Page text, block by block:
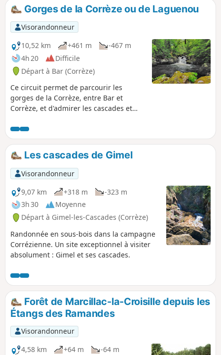
Gorges de la Corrèze ou de Laguenou
Visorandonneur
10,52 km
+461 m
-467 m
4h 20
Difficile
Départ à Bar (Corrèze)
Ce circuit permet de parcourir les
gorges de la Corrèze, entre Bar et
Corrèze, et d'admirer les cascades et
lors de débits moyens ou hauts de la
rivière. L'itinéraire emprunte, en
majeure partie, des chemins ou sentiers
ombragés, ce qui rend l'itinéraire
agréable par temps chaud. Difficultés
de la randonnée : voir Informations
pratiques
Les cascades de Gimel
Visorandonneur
9,07 km
+318 m
-323 m
3h 30
Moyenne
Départ à Gimel-les-Cascades (Corrèze)
Randonnée en sous-bois dans la campagne
Corrézienne. Un site exceptionnel à visiter
absolument : Gimel et ses cascades.
Forêt de Marcillac-la-Croisille depuis les
Étangs des Ramandes
Visorandonneur
4,58 km
+64 m
-64 m